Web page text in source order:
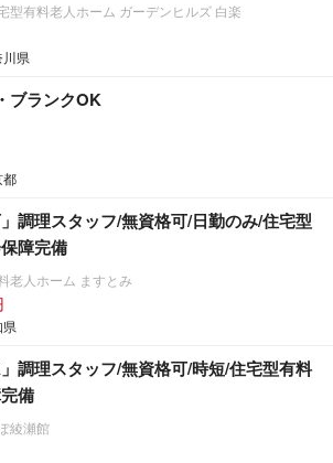
型有料老人ホーム ガーデンヒルズ 白楽
県
ブランクOK
都
」調理スタッフ/無資格可/日勤のみ/住宅型
障完備
老人ホーム ますとみ
」調理スタッフ/無資格可/時短/住宅型有料
備
綾瀬館